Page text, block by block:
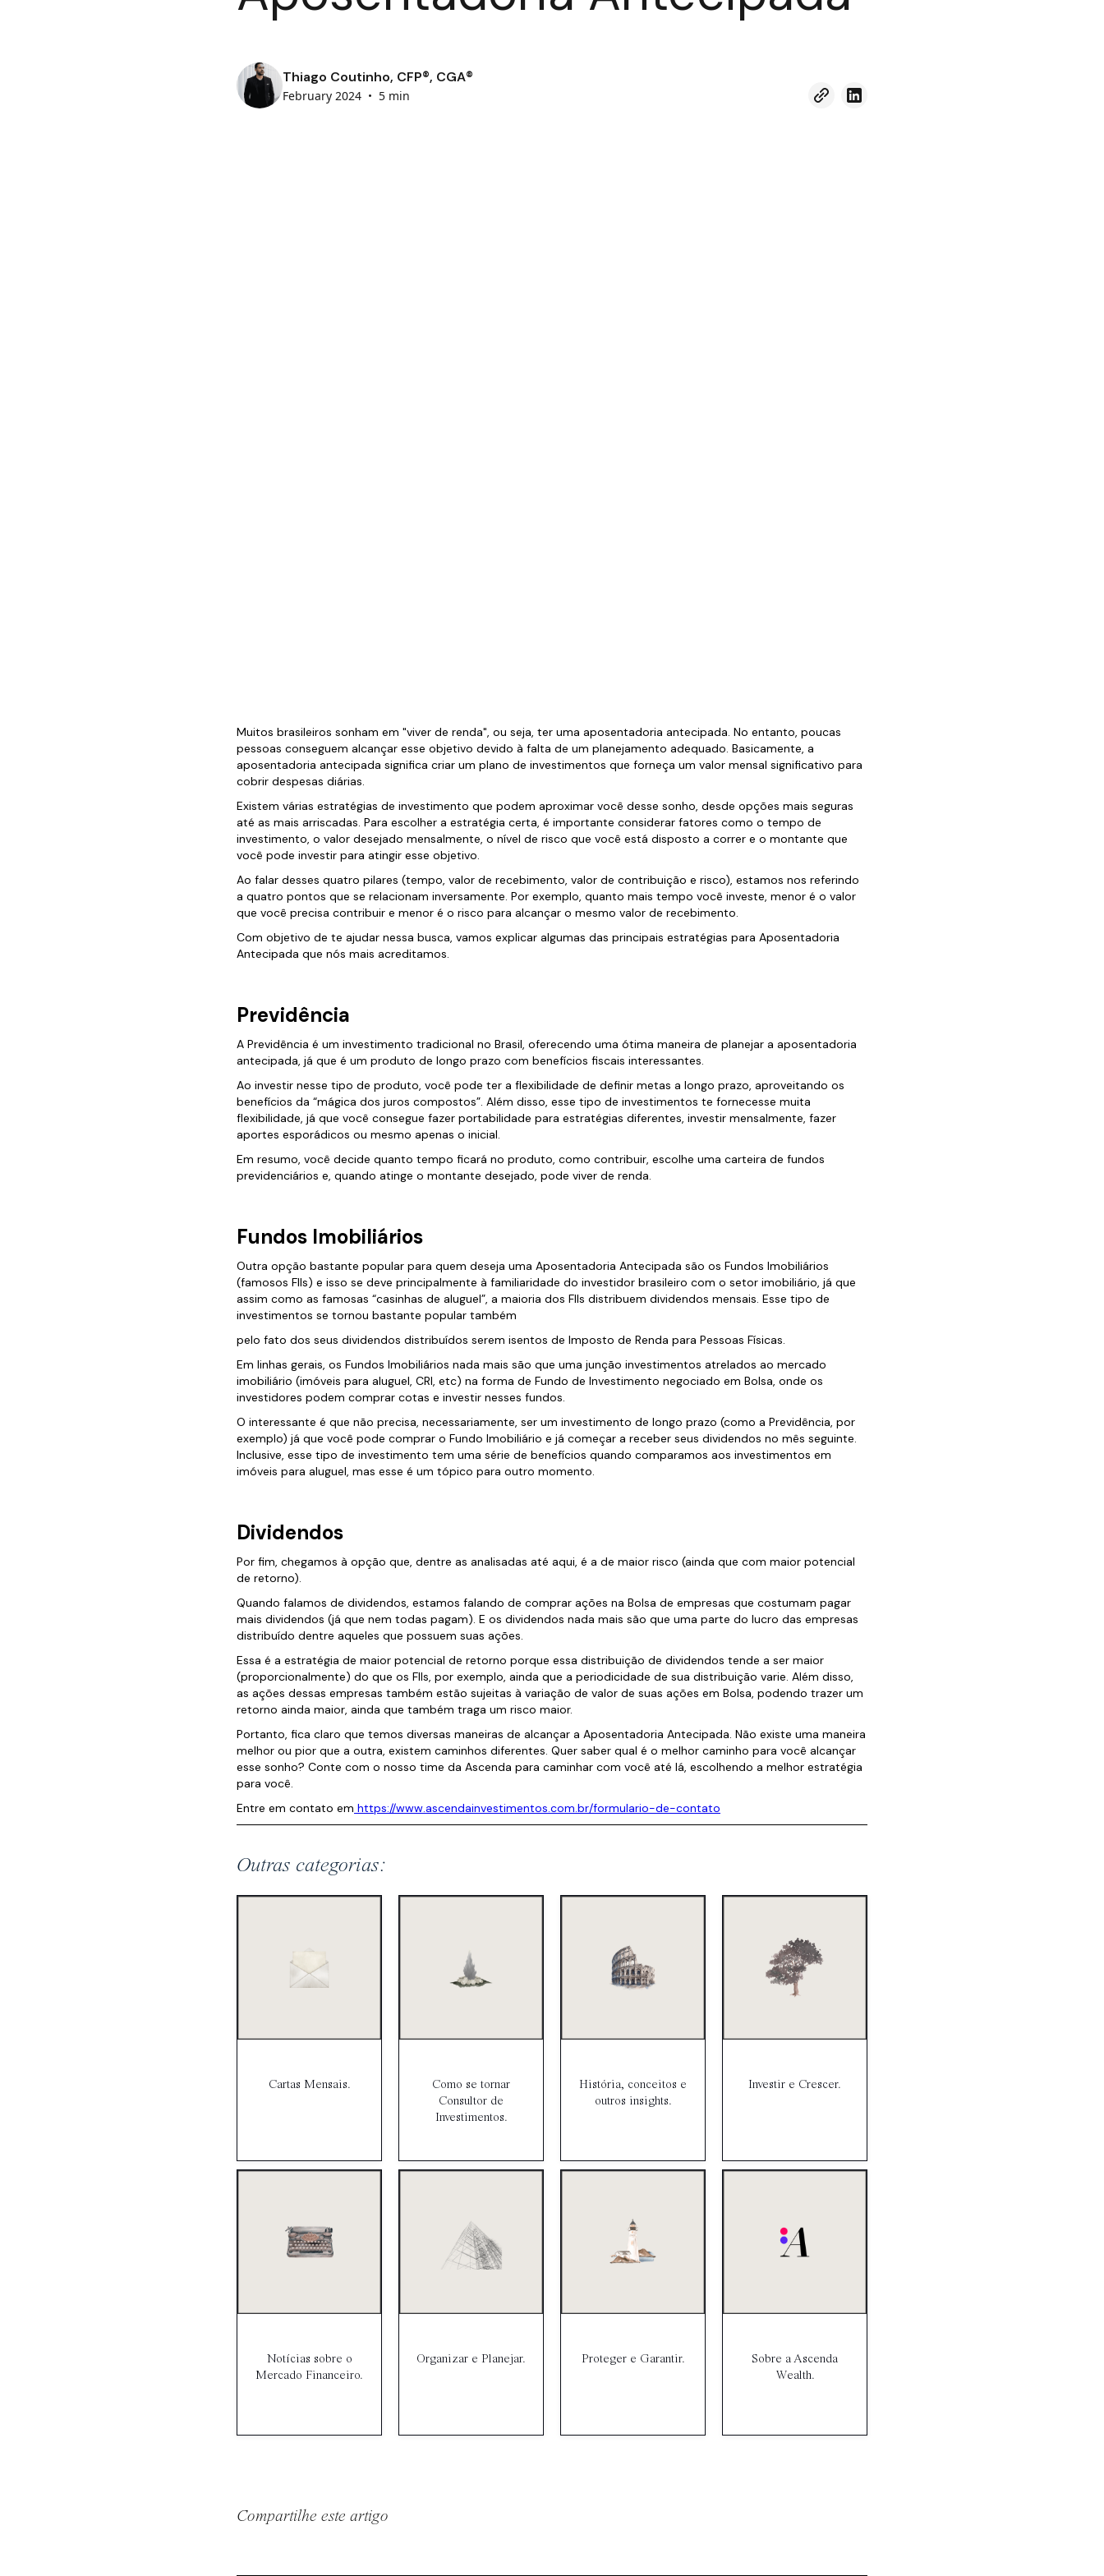
Thiago Coutinho, CFP®, CGA®
February 2024 • 5 min
Muitos brasileiros sonham em "viver de renda", ou seja, ter uma aposentadoria antecipada. No entanto, poucas
pessoas conseguem alcançar esse objetivo devido à falta de um planejamento adequado. Basicamente, a
aposentadoria antecipada significa criar um plano de investimentos que forneça um valor mensal significativo para
cobrir despesas diárias.
Existem várias estratégias de investimento que podem aproximar você desse sonho, desde opções mais seguras
até as mais arriscadas. Para escolher a estratégia certa, é importante considerar fatores como o tempo de
investimento, o valor desejado mensalmente, o nível de risco que você está disposto a correr e o montante que
você pode investir para atingir esse objetivo.
Ao falar desses quatro pilares (tempo, valor de recebimento, valor de contribuição e risco), estamos nos referindo
a quatro pontos que se relacionam inversamente. Por exemplo, quanto mais tempo você investe, menor é o valor
que você precisa contribuir e menor é o risco para alcançar o mesmo valor de recebimento.
Com objetivo de te ajudar nessa busca, vamos explicar algumas das principais estratégias para Aposentadoria
Antecipada que nós mais acreditamos.
Previdência
A Previdência é um investimento tradicional no Brasil, oferecendo uma ótima maneira de planejar a aposentadoria
antecipada, já que é um produto de longo prazo com benefícios fiscais interessantes.
Ao investir nesse tipo de produto, você pode ter a flexibilidade de definir metas a longo prazo, aproveitando os
benefícios da “mágica dos juros compostos”. Além disso, esse tipo de investimentos te fornecesse muita
flexibilidade, já que você consegue fazer portabilidade para estratégias diferentes, investir mensalmente, fazer
aportes esporádicos ou mesmo apenas o inicial.
Em resumo, você decide quanto tempo ficará no produto, como contribuir, escolhe uma carteira de fundos
previdenciários e, quando atinge o montante desejado, pode viver de renda.
Fundos Imobiliários
Outra opção bastante popular para quem deseja uma Aposentadoria Antecipada são os Fundos Imobiliários
(famosos FIIs) e isso se deve principalmente à familiaridade do investidor brasileiro com o setor imobiliário, já que
assim como as famosas “casinhas de aluguel”, a maioria dos FIIs distribuem dividendos mensais. Esse tipo de
investimentos se tornou bastante popular também
pelo fato dos seus dividendos distribuídos serem isentos de Imposto de Renda para Pessoas Físicas.
Em linhas gerais, os Fundos Imobiliários nada mais são que uma junção investimentos atrelados ao mercado
imobiliário (imóveis para aluguel, CRI, etc) na forma de Fundo de Investimento negociado em Bolsa, onde os
investidores podem comprar cotas e investir nesses fundos.
O interessante é que não precisa, necessariamente, ser um investimento de longo prazo (como a Previdência, por
exemplo) já que você pode comprar o Fundo Imobiliário e já começar a receber seus dividendos no mês seguinte.
Inclusive, esse tipo de investimento tem uma série de benefícios quando comparamos aos investimentos em
imóveis para aluguel, mas esse é um tópico para outro momento.
Dividendos
Por fim, chegamos à opção que, dentre as analisadas até aqui, é a de maior risco (ainda que com maior potencial
de retorno).
Quando falamos de dividendos, estamos falando de comprar ações na Bolsa de empresas que costumam pagar
mais dividendos (já que nem todas pagam). E os dividendos nada mais são que uma parte do lucro das empresas
distribuído dentre aqueles que possuem suas ações.
Essa é a estratégia de maior potencial de retorno porque essa distribuição de dividendos tende a ser maior
(proporcionalmente) do que os FIIs, por exemplo, ainda que a periodicidade de sua distribuição varie. Além disso,
as ações dessas empresas também estão sujeitas à variação de valor de suas ações em Bolsa, podendo trazer um
retorno ainda maior, ainda que também traga um risco maior.
Portanto, fica claro que temos diversas maneiras de alcançar a Aposentadoria Antecipada. Não existe uma maneira
melhor ou pior que a outra, existem caminhos diferentes. Quer saber qual é o melhor caminho para você alcançar
esse sonho? Conte com o nosso time da Ascenda para caminhar com você até lá, escolhendo a melhor estratégia
para você.
Entre em contato em https://www.ascendainvestimentos.com.br/formulario-de-contato
Outras categorias:
Cartas Mensais.
Como se tornar
Consultor de
Investimentos.
História, conceitos e
outros insights.
Investir e Crescer.
Notícias sobre o
Mercado Financeiro.
Organizar e Planejar. Proteger e Garantir.
Sobre a Ascenda
Wealth.
Compartilhe este artigo